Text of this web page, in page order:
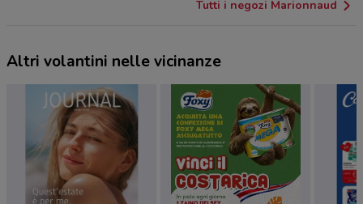
Tutti i negozi Marionnaud
Altri volantini nelle vicinanze